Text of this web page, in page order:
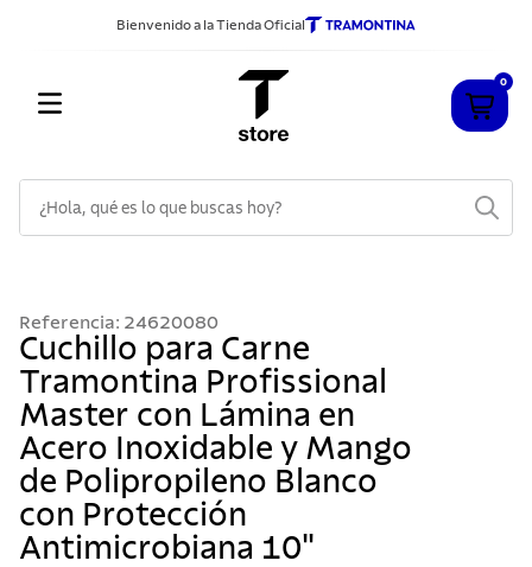
Bienvenido a la Tienda Oficial
0
Referencia: 24620080
Cuchillo para Carne
Tramontina Profissional
Master con Lámina en
Acero Inoxidable y Mango
de Polipropileno Blanco
con Protección
Antimicrobiana 10"
2.
sarten
3.
cubiertos
4.
ollas
5.
acero inoxidable
6.
grano
7.
442